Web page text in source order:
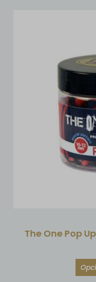
The One Pop